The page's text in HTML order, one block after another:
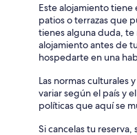
Este alojamiento tiene
patios o terrazas que
tienes alguna duda,
alojamiento antes de
hospedarte en una
Las normas culturales
variar según el país y
políticas que aquí se
Si cancelas tu